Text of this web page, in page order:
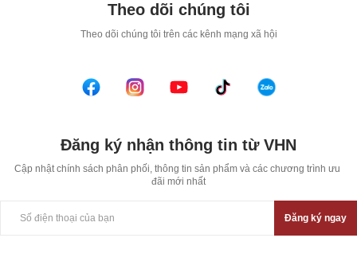
Theo dõi chúng tôi
Theo dõi chúng tôi trên các kênh mạng xã hội
Đăng ký nhận thông tin từ VHN
Cập nhật chính sách phân phối, thông tin sản phẩm và các chương trình ưu
đãi mới nhất
Đăng ký ngay